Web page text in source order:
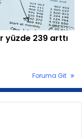
yüzde 239 arttı
Foruma Git